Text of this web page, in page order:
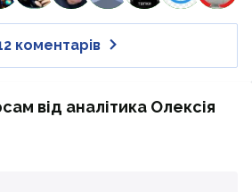
коментарів
від аналітика Олексія